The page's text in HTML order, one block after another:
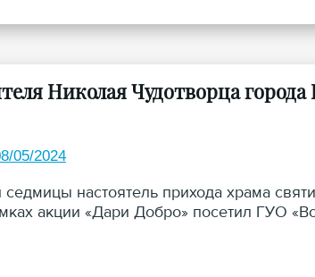
Николая Чудотворца
05/2024
настоятель прихода храма
акции «Дари Добро» посетил ГУО